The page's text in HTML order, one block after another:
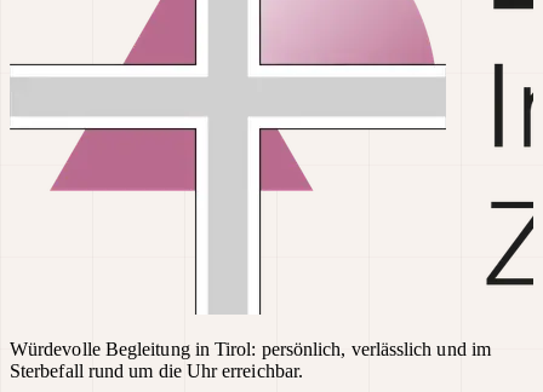
Würdevolle Begleitung in Tirol: persönlich, verlässlich und im
Sterbefall rund um die Uhr erreichbar.